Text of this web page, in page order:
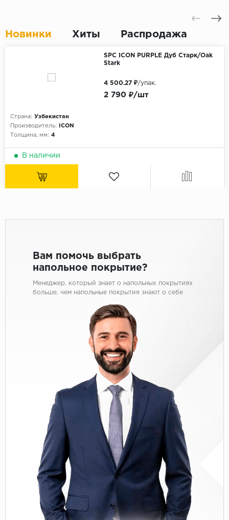
Новинки Хиты Распродажа
SPC ICON PURPLE Дуб Старк/Oak
Stark
Страна: Узбекистан
Производитель:
ICON
Толщина, мм: 4
2 790 ₽/шт
4 500.27 ₽/упак.
В наличии
Вам помочь выбрать
напольное покрытие?
Менеджер, который знает о напольных покрытиях
больше, чем напольные покрытия знают о себе